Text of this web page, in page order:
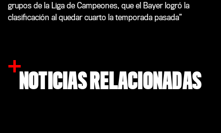
grupos de la Liga de Campeones, que el Bayer logró la
clasificación al quedar cuarto la temporada pasada”
NOTICIAS RELACIONADAS